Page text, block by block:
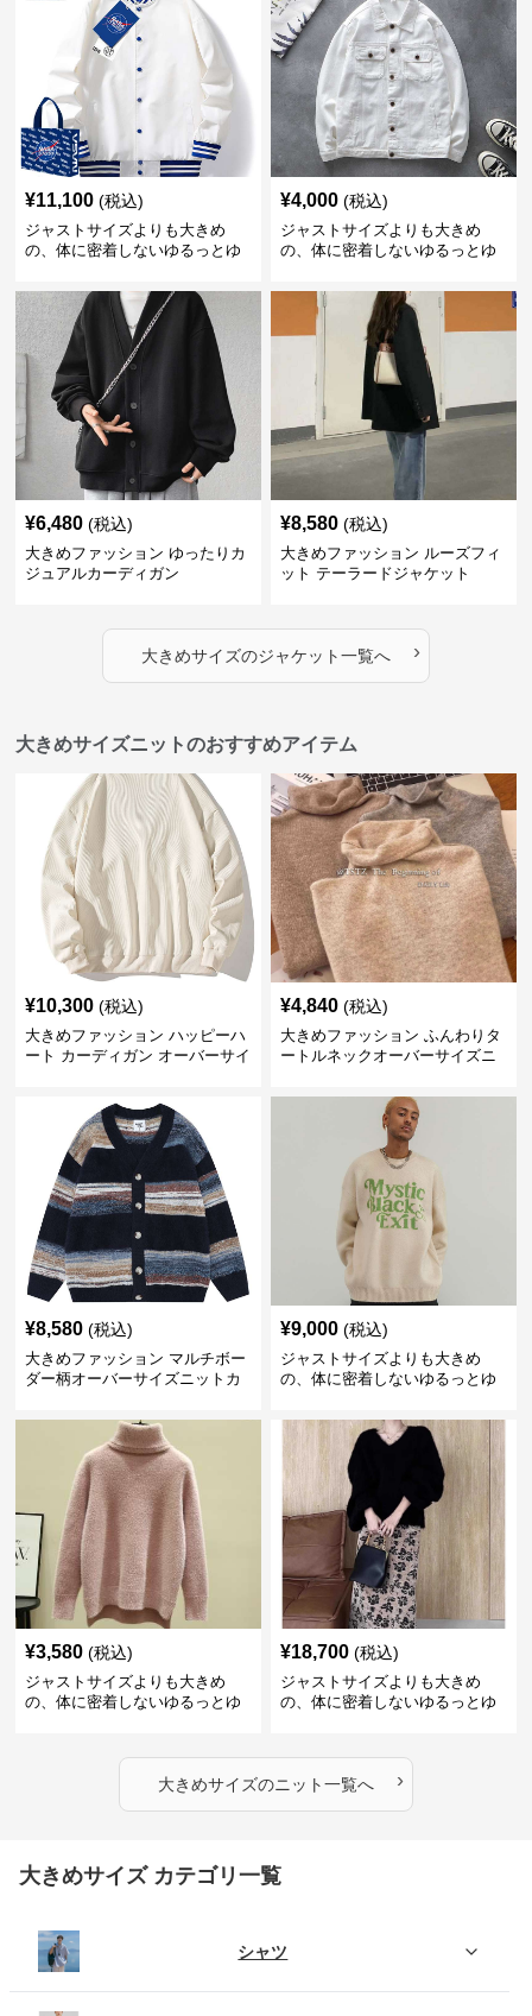
¥11,100 (税込)
ジャストサイズよりも大きめ
の、体に密着しないゆるっとゆ
ゆったりスポーツバーシティジ
ャケット
¥4,000 (税込)
ジャストサイズよりも大きめ
の、体に密着しないゆるっとゆ
ゆったりシルエットデニムジャ
ケット
¥6,480 (税込)
大きめファッション ゆったりカ
ジュアルカーディガン
¥8,580 (税込)
大きめファッション ルーズフィ
ット テーラードジャケット
大きめサイズのジャケット一覧へ ›
大きめサイズニットのおすすめアイテム
¥10,300 (税込)
大きめファッション ハッピーハ
ート カーディガン オーバーサイ
¥4,840 (税込)
大きめファッション ふんわりタ
ートルネックオーバーサイズニ
¥8,580 (税込)
大きめファッション マルチボー
ダー柄オーバーサイズニットカ
¥9,000 (税込)
ジャストサイズよりも大きめ
の、体に密着しないゆるっとゆ
ビッグシルエットロゴニット
¥3,580 (税込)
ジャストサイズよりも大きめ
の、体に密着しないゆるっとゆ
¥18,700 (税込)
ジャストサイズよりも大きめ
の、体に密着しないゆるっとゆ
りニット
大きめサイズのニット一覧へ ›
大きめサイズ カテゴリ一覧
シャツ